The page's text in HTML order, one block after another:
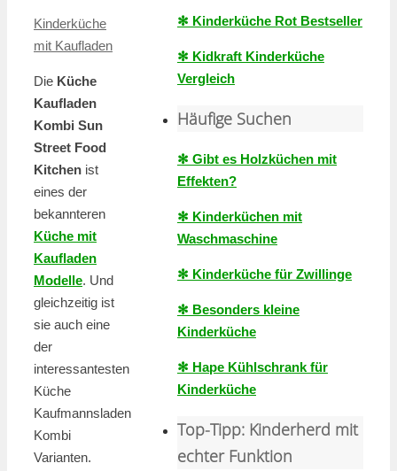
Kinderküche
mit Kaufladen
Die Küche
Kaufladen
Kombi Sun
Street Food
Kitchen ist
eines der
bekannteren
Küche mit
Kaufladen
Modelle. Und
gleichzeitig ist
sie auch eine
der
interessantesten
Küche
Kaufmannsladen
Kombi
Varianten.
✻ Kinderküche Rot Bestseller
✻ Kidkraft Kinderküche
Vergleich
Häufige Suchen
✻ Gibt es Holzküchen mit
Effekten?
✻ Kinderküchen mit
Waschmaschine
✻ Kinderküche für Zwillinge
✻ Besonders kleine
Kinderküche
✻ Hape Kühlschrank für
Kinderküche
Top-Tipp: Kinderherd mit
echter Funktion